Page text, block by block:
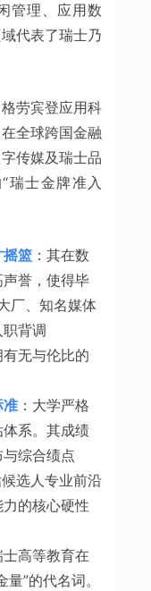
管理、应用数
代表了瑞士乃
劳宾登应用科
全球跨国金融
传媒及瑞士品
瑞士金牌准入
篮：其在数
誉，使得毕
厂、知名媒体
背调
无与伦比的
准：大学严格
系。其成绩
综合绩点
选人专业前沿
的核心硬性
高等教育在
”的代名词。